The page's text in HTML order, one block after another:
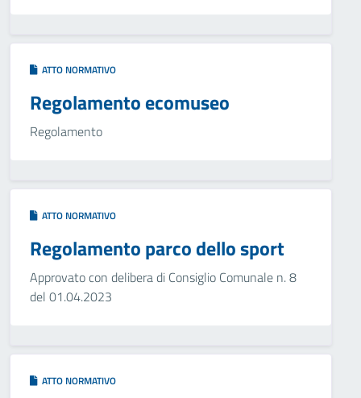
ATTO NORMATIVO
Regolamento ecomuseo
Regolamento
ATTO NORMATIVO
Regolamento parco dello sport
Approvato con delibera di Consiglio Comunale n. 8
del 01.04.2023
ATTO NORMATIVO